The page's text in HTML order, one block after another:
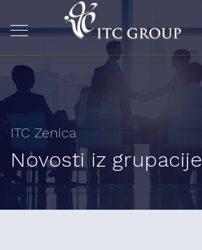
ITC Zenica
Novosti iz grupacije